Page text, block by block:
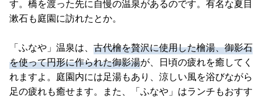
す。橋を渡った先に自慢の温泉があるのです。有名な夏目
漱石も庭園に訪れたとか。
「ふなや」温泉は、 古代檜を贅沢に使用した檜湯、御影石
を使って円形に作られた御影湯が、日頃の疲れを癒してく
れますよ。庭園内には足湯もあり、涼しい風を浴びながら
足の疲れも癒せます。また、「ふなや」はランチもおすす